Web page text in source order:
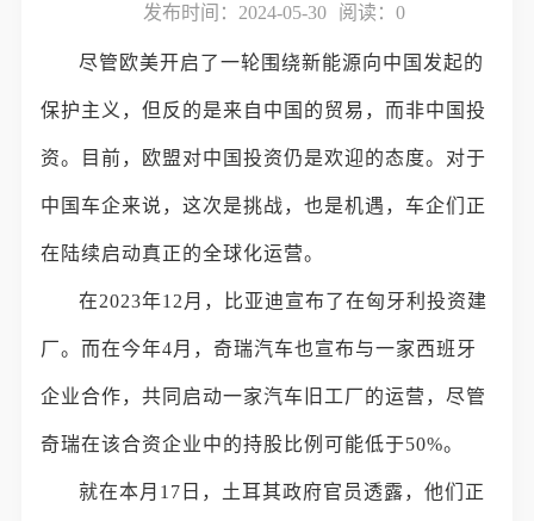
发布时间：2024-05-30 阅读： 0
尽管欧美开启了一轮围绕新能源向中国发起的
保护主义，但反的是来自中国的贸易，而非中国投
资。目前，欧盟对中国投资仍是欢迎的态度。对于
中国车企来说，这次是挑战，也是机遇，车企们正
在陆续启动真正的全球化运营。
在2023年12月，比亚迪宣布了在匈牙利投资建
厂。而在今年4月，奇瑞汽车也宣布与一家西班牙
企业合作，共同启动一家汽车旧工厂的运营，尽管
奇瑞在该合资企业中的持股比例可能低于50%。
就在本月17日，土耳其政府官员透露，他们正